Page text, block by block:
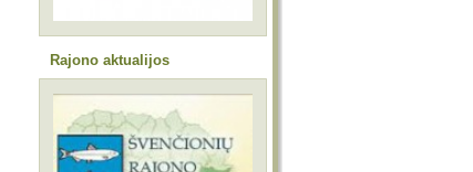
Rajono aktualijos